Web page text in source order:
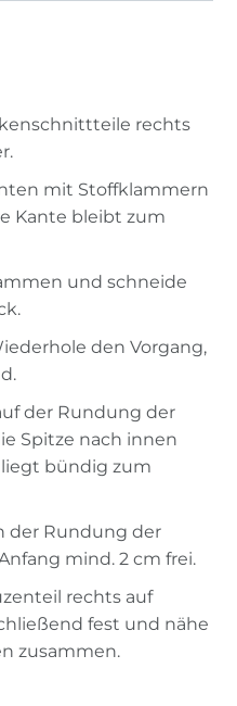
rechts
mit Stoffklammern
Kante bleibt zum
und schneide
den Vorgang,
der Rundung der
Spitze nach innen
bündig zum
der Rundung der
mind. 2 cm frei.
rechts auf
fest und nähe
zusammen.